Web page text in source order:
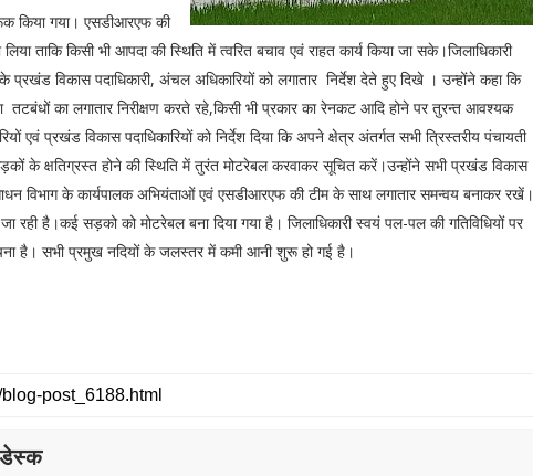
किया गया। एसडीआरएफ की
ताकि किसी भी आपदा की स्थिति में त्वरित बचाव एवं राहत कार्य किया जा सके।जिलाधिकारी
विकास पदाधिकारी, अंचल अधिकारियों को लगातार निर्देश देते हुए दिखे । उन्होंने कहा कि
का लगातार निरीक्षण करते रहे,किसी भी प्रकार का रेनकट आदि होने पर तुरन्त आवश्यक
प्रखंड विकास पदाधिकारियों को निर्देश दिया कि अपने क्षेत्र अंतर्गत सभी त्रिस्तरीय पंचायती
के क्षतिग्रस्त होने की स्थिति में तुरंत मोटरेबल करवाकर सूचित करें।उन्होंने सभी प्रखंड विकास
विभाग के कार्यपालक अभियंताओं एवं एसडीआरएफ की टीम के साथ लगातार समन्वय बनाकर रखें।
रही है।कई सड़को को मोटरेबल बना दिया गया है। जिलाधिकारी स्वयं पल-पल की गतिविधियों पर
है। सभी प्रमुख नदियों के जलस्तर में कमी आनी शुरू हो गई है।
डेस्क